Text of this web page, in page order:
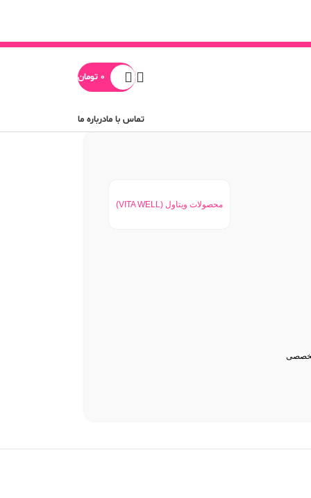
0 تومان
تماس با مادرباره ما
محصولات ویتاول (VITA WELL)